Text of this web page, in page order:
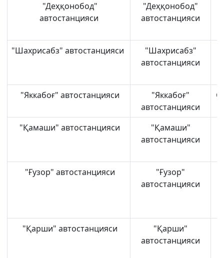
"Деҳқонобод"
автостанцияси
"Деҳқонобод"
автостанцияси
"Шахрисабз" автостанцияси
"Шахрисабз"
автостанцияси
"Яккабоғ" автостанцияси
"Яккабоғ"
автостанцияси
"Қамаши" автостанцияси
"Қамаши"
автостанцияси
"Ғузор" автостанцияси
"Ғузор"
автостанцияси
"Қарши" автостанцияси
"Қарши"
автостанцияси